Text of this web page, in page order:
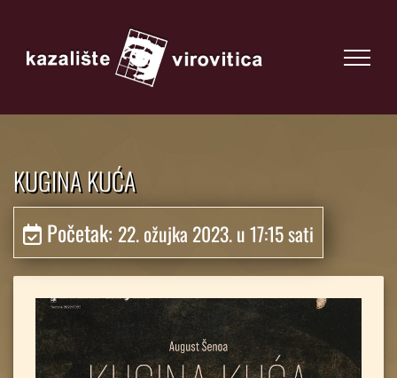
KUGINA KUĆA
Početak: 22. ožujka 2023. u 17:15 sati